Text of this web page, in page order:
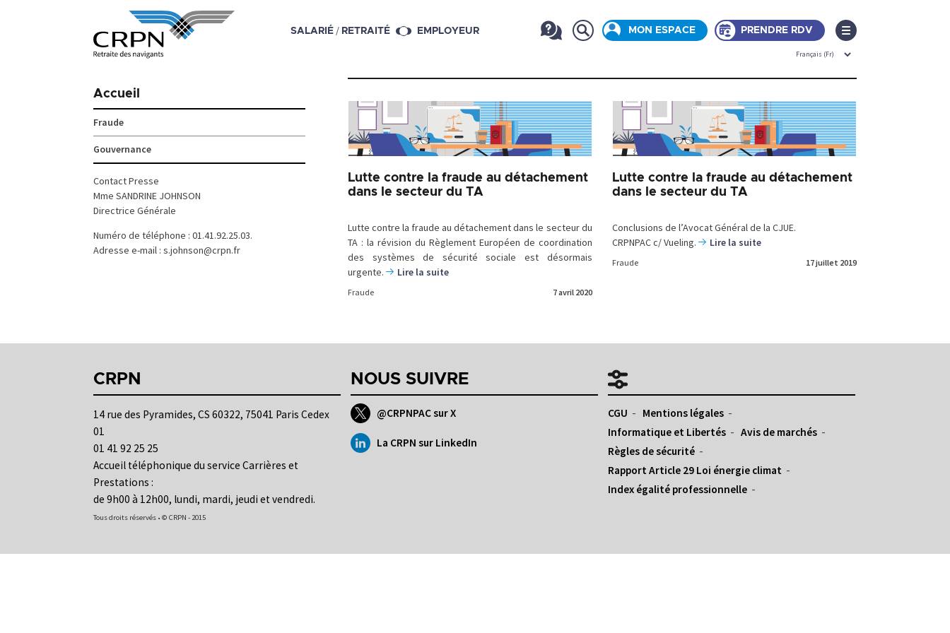
SALARIÉ / RETRAITÉ EMPLOYEUR MON ESPACE PRENDRE RDV
Lutte contre la fraude au détachement
dans le secteur du TA
Lutte contre la fraude au détachement dans le secteur du
TA : la révision du Règlement Européen de coordination
des systèmes de sécurité sociale est désormais
urgente.
Lire la suite
Fraude 7 avril 2020
Lutte contre la fraude au détachement
dans le secteur du TA
Conclusions de l’Avocat Général de la CJUE.
CRPNPAC c/ Vueling.
Lire la suite
Fraude 17 juillet 2019
Accueil
Fraude
Gouvernance
Contact Presse
Mme SANDRINE JOHNSON
Directrice Générale
Numéro de téléphone : 01.41.92.25.03.
Adresse e-mail : s.johnson@crpn.fr
CRPN
14 rue des Pyramides, CS 60322, 75041 Paris Cedex
01
01 41 92 25 25
Accueil téléphonique du service Carrières et
Prestations :
de 9h00 à 12h00, lundi, mardi, jeudi et vendredi.
Tous droits réservés • © CRPN - 2015
NOUS SUIVRE
@CRPNPAC sur X
La CRPN sur LinkedIn
CGU
Mentions légales
Informatique et Libertés
Avis de marchés
Règles de sécurité
Rapport Article 29 Loi énergie climat
Index égalité professionnelle